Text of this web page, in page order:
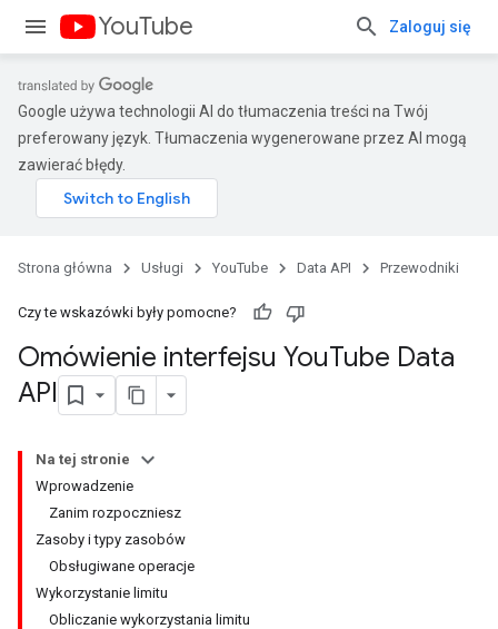
YouTube Zaloguj się
Google używa technologii AI do tłumaczenia treści na Twój
preferowany język. Tłumaczenia wygenerowane przez AI mogą
zawierać błędy.
Strona główna Usługi YouTube Data API Przewodniki
Czy te wskazówki były pomocne?
Omówienie interfejsu YouTube Data
API
Na tej stronie
Wprowadzenie
Zanim rozpoczniesz
Zasoby i typy zasobów
Obsługiwane operacje
Wykorzystanie limitu
Obliczanie wykorzystania limitu